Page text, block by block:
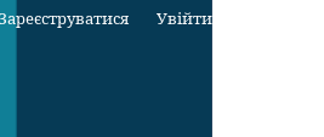
Увійти